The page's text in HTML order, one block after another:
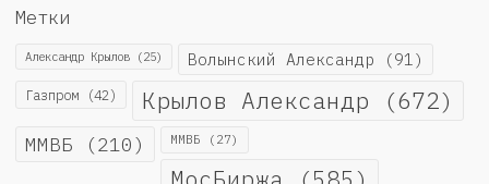
Метки
Александр Крылов (25) Волынский Александр (91)
Газпром (42) Крылов Александр (672)
ММВБ (210) ММВБ (27)